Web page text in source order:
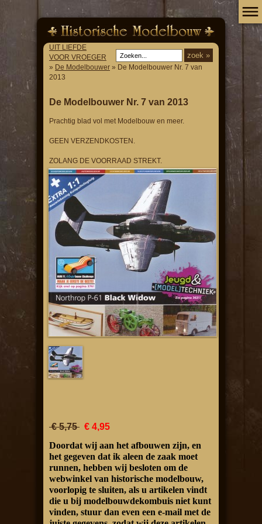
UIT LIEFDE
VOOR VROEGER
» De Modelbouwer » De Modelbouwer Nr. 7 van
2013
De Modelbouwer Nr. 7 van 2013
Prachtig blad vol met Modelbouw en meer.
GEEN VERZENDKOSTEN.
ZOLANG DE VOORRAAD STREKT.
€ 5,75 € 4,95
Doordat wij aan het afbouwen zijn, en
het gegeven dat ik aleen de zaak moet
runnen, hebben wij besloten om de
webwinkel van historische modelbouw,
voorlopig te sluiten, als u artikelen vindt
die u bij modelbouwdekombuis niet kunt
vinden, stuur dan even een e-mail met de